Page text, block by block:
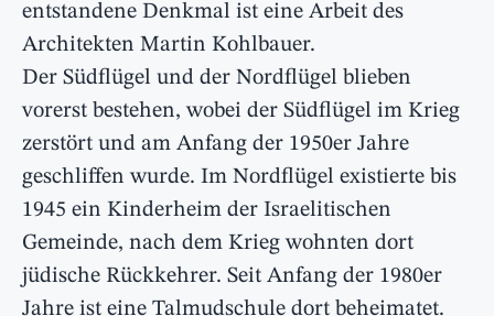
entstandene Denkmal ist eine Arbeit des
Architekten Martin Kohlbauer.
Der Südflügel und der Nordflügel blieben
vorerst bestehen, wobei der Südflügel im Krieg
zerstört und am Anfang der 1950er Jahre
geschliffen wurde. Im Nordflügel existierte bis
1945 ein Kinderheim der Israelitischen
Gemeinde, nach dem Krieg wohnten dort
jüdische Rückkehrer. Seit Anfang der 1980er
Jahre ist eine Talmudschule dort beheimatet.